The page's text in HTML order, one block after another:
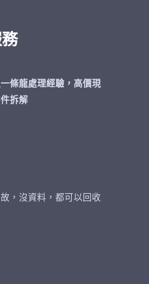
條龍處理經驗，高價現
拆解
，沒資料，都可以回收